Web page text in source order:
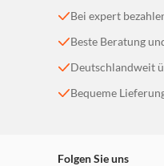
Bei expert
Beste Beratung
Deutschlandweit
Bequeme
Folgen Sie uns